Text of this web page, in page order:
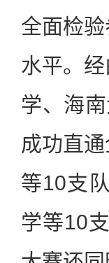
全面检
水平。
学、海
成功直
等10支
学等10